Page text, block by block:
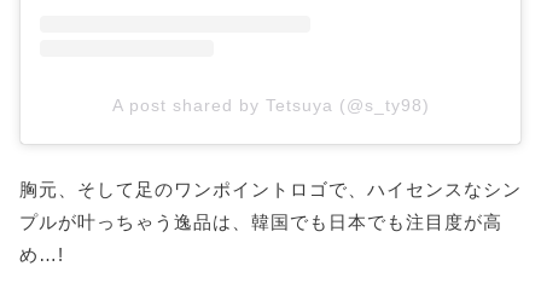
A post shared by Tetsuya (@s_ty98)
胸元、そして足のワンポイントロゴで、ハイセンスなシン
プルが叶っちゃう逸品は、韓国でも日本でも注目度が高
め…!